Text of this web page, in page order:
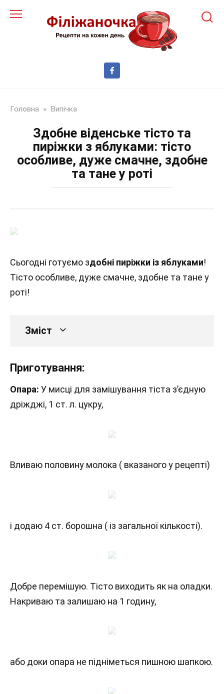
до
Головна » Випічка
Здобне віденське тісто та
пиріжки з яблуками: тісто
особливе, дуже смачне, здобне
та тане у роті
Сьогодні готуємо здобні пиріжки із яблуками!
Тісто особливе, дуже смачне, здобне та тане у
роті!
Зміст
Приготування:
Опара: У мисці для замішування тіста з’єдную
дріжджі, 1 ст. л. цукру,
Вливаю половину молока ( вказаного у рецепті)
і додаю 4 ст. борошна ( із загальної кількості).
Добре перемішую. Тісто виходить як на оладки.
Накриваю та залишаю на 1 годину,
або доки опара не підніметься пишною шапкою.